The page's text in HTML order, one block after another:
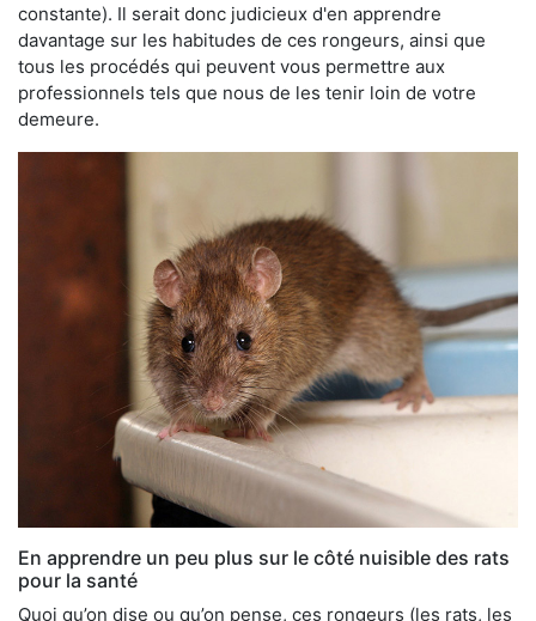
constante). Il serait donc judicieux d'en apprendre
davantage sur les habitudes de ces rongeurs, ainsi que
tous les procédés qui peuvent vous permettre aux
professionnels tels que nous de les tenir loin de votre
demeure.
En apprendre un peu plus sur le côté nuisible des rats
pour la santé
Quoi qu’on dise ou qu’on pense, ces rongeurs (les rats, les